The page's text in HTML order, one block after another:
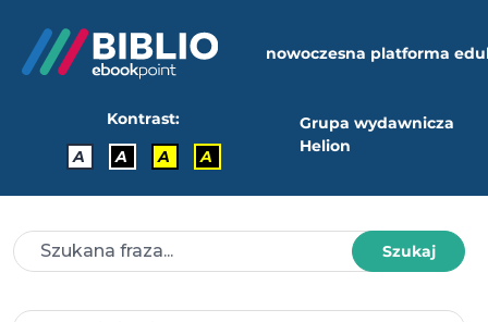
nowoczesna platforma
Kontrast:
A
A A A
Grupa wydawnicza
Helion
Szukaj